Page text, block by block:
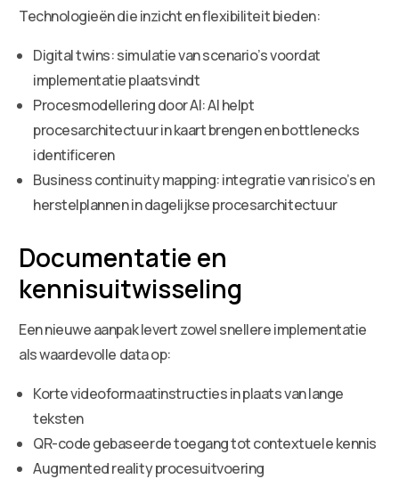
Technologieën die inzicht en flexibiliteit bieden:
Digital twins: simulatie van scenario’s voordat
implementatie plaatsvindt
Procesmodellering door AI: AI helpt
procesarchitectuur in kaart brengen en bottlenecks
identificeren
Business continuity mapping: integratie van risico’s en
herstelplannen in dagelijkse procesarchitectuur
Documentatie en
kennisuitwisseling
Een nieuwe aanpak levert zowel snellere implementatie
als waardevolle data op:
Korte videoformaatinstructies in plaats van lange
teksten
QR-code gebaseerde toegang tot contextuele kennis
Augmented reality procesuitvoering